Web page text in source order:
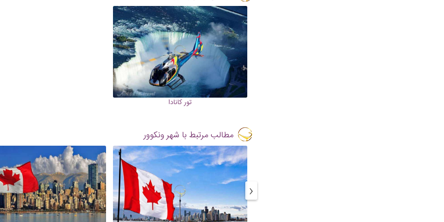
تور کانادا
مطالب مرتبط با شهر ونکوور
‹